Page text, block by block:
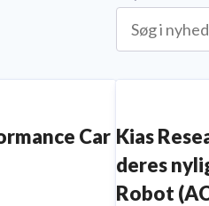
Car Kias
deres
Robot